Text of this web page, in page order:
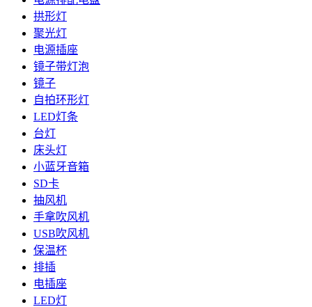
拱形灯
聚光灯
电源插座
镜子带灯泡
镜子
自拍环形灯
LED灯条
台灯
床头灯
小蓝牙音箱
SD卡
抽风机
手拿吹风机
USB吹风机
保温杯
排插
电插座
LED灯